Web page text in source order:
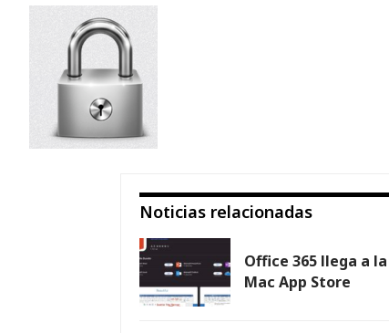
Noticias relacionadas
Office 365 llega a la
Mac App Store